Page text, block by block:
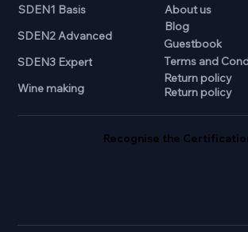
SDEN1 Basis
SDEN2 Advanced
SDEN3 Expert
Wine making
About us
Blog
Guestbook
Terms and
Return policy
Return policy
Recognise the